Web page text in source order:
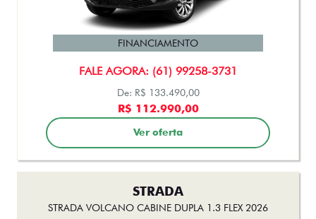
FALE AGORA: (61) 99258-3731
FINANCIAMENTO
De: R$ 133.490,00
R$ 112.990,00
Ver oferta
STRADA
STRADA VOLCANO CABINE DUPLA 1.3 FLEX 2026